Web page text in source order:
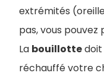
extrémités
pas, vous
La bouillotte
réchauffé votre